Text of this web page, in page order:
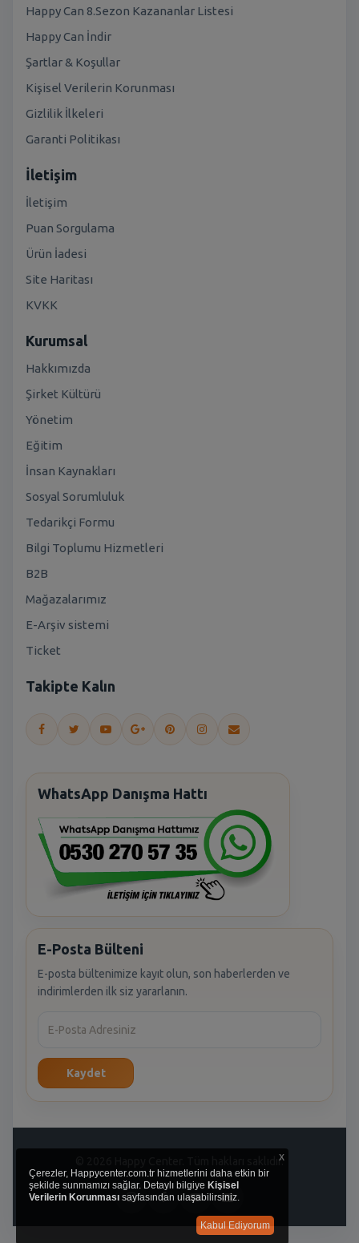
Happy Can 8.Sezon Kazananlar Listesi
Happy Can İndir
Şartlar & Koşullar
Kişisel Verilerin Korunması
Gizlilik İlkeleri
Garanti Politikası
İletişim
İletişim
Puan Sorgulama
Ürün İadesi
Site Haritası
KVKK
Kurumsal
Hakkımızda
Şirket Kültürü
Yönetim
Eğitim
İnsan Kaynakları
Sosyal Sorumluluk
Tedarikçi Formu
Bilgi Toplumu Hizmetleri
B2B
Mağazalarımız
E-Arşiv sistemi
Ticket
Takipte Kalın
WhatsApp Danışma Hattı
E-Posta Bülteni
E-posta bültenimize kayıt olun, son haberlerden ve
indirimlerden ilk siz yararlanın.
Kaydet
© 2026 Happy Center. Tüm hakları saklıdır.
x
Çerezler, Happycenter.com.tr hizmetlerini daha etkin bir
şekilde sunmamızı sağlar. Detaylı bilgiye Kişisel
Verilerin Korunması sayfasından ulaşabilirsiniz.
Kabul Ediyorum